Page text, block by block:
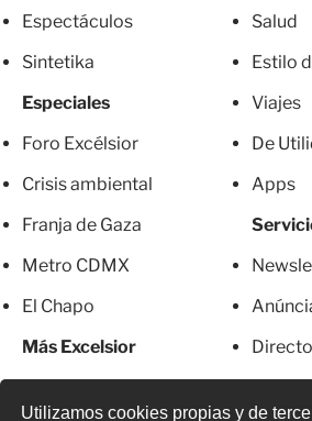
Utilizamos cookies propias y de
Espectáculos
Sintetika
Especiales
Foro Excélsior
Crisis ambiental
Franja de Gaza
Metro CDMX
El Chapo
Más Excelsior
Salud
Estilo
Viajes
De
Apps